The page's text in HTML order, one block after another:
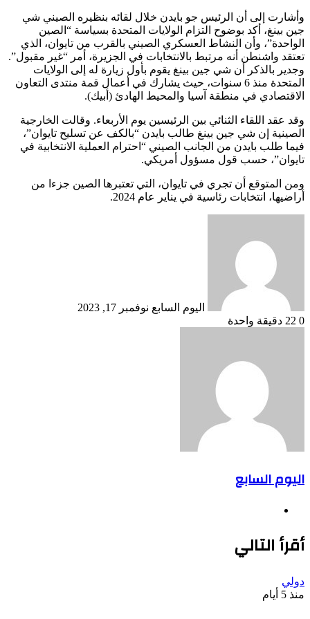
وأشارت إلى أن الرئيس جو بايدن خلال لقائه بنظيره الصيني شي
جين بينغ، أكد بوضوح التزام الولايات المتحدة بسياسة “الصين
الواحدة”، وأن النشاط العسكري الصيني بالقرب من تايوان، الذي
تعتقد واشنطن أنه مرتبط بالانتخابات في الجزيرة، أمر “غير مقبول”.
وجدير بالذكر أن شي جين بينغ يقوم بأول زيارة له إلى الولايات
المتحدة منذ 6 سنوات، حيث يشارك في أعمال قمة منتدى التعاون
الاقتصادي في منطقة آسيا والمحيط الهادئ (أبيك).
وقد عقد اللقاء الثنائي بين الرئيسين يوم الأربعاء. وقالت الخارجية
الصينية إن شي جين بينغ طالب بايدن “بالكف عن تسليح تايوان”،
فيما طلب بايدن من الجانب الصيني “احترام العملية الانتخابية في
تايوان”، حسب قول مسؤول أمريكي.
ومن المتوقع أن تجري في تايوان، التي تعتبرها الصين جزءا من
أراضيها، انتخابات رئاسية في يناير عام 2024.
اليوم السابع نوفمبر 17, 2023
0
دقيقة واحدة
اليوم السابع
أقرأ التالي
دولي
منذ 5 أيام